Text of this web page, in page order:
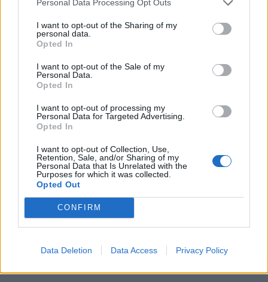
Personal Data Processing Opt Outs
I want to opt-out of the Sharing of my
personal data.
Opted In
I want to opt-out of the Sale of my
Personal Data.
Opted In
I want to opt-out of processing my
Personal Data for Targeted Advertising.
Opted In
I want to opt-out of Collection, Use,
Retention, Sale, and/or Sharing of my
Personal Data that Is Unrelated with the
Purposes for which it was collected.
Opted Out
CONFIRM
Data Deletion Data Access Privacy Policy
Photo 4/5
Αποκλειστικό backstage στιγμιότυπο.
Αποκλειστικό backstage στιγμιότυπο.